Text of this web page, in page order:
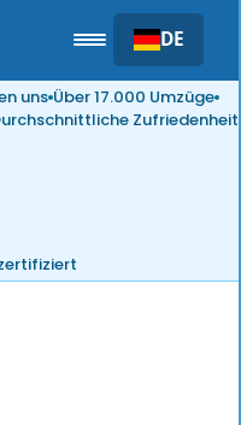
DE
uns Über 17.000 Umzüge
Zufriedenheit